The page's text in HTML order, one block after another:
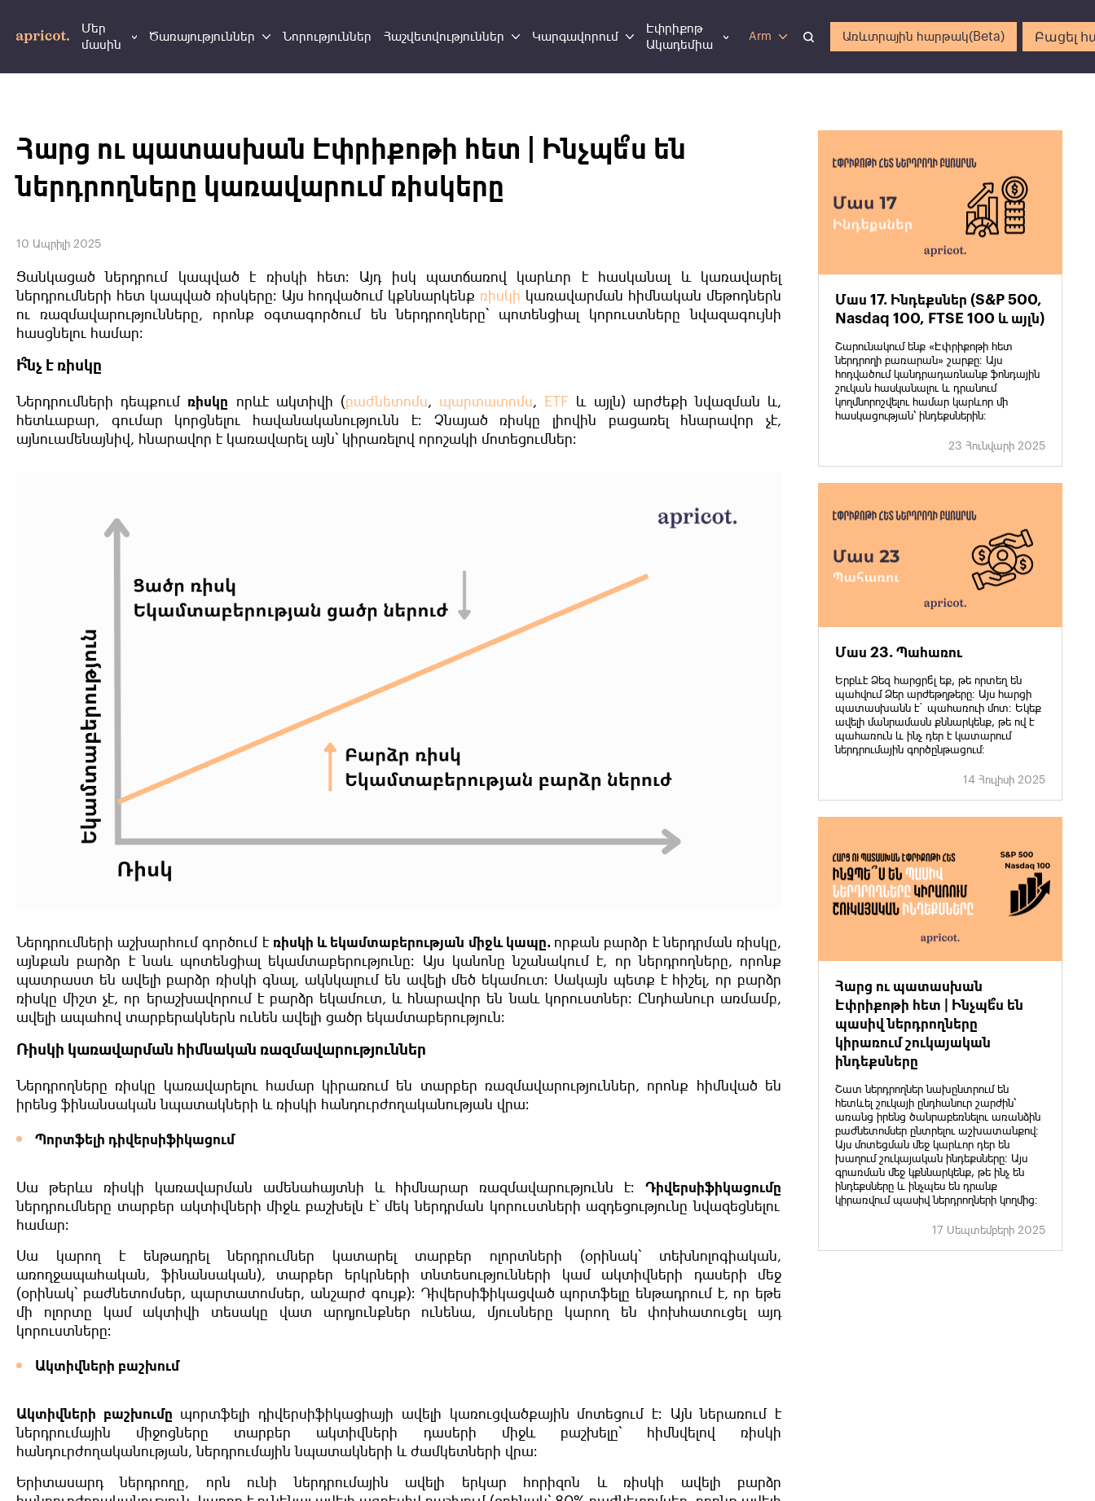
Մեր
մասին
Ծառայություններ Նորություններ Հաշվետվություններ Կարգավորում
Էփրիքոթ
Ակադեմիա
Arm Առևտրային հարթակ(Beta) Բացել
Հարց ու պատասխան Էփրիքոթի հետ | Ինչպե՞ս են
ներդրողները կառավարում ռիսկերը
10 Ապրիլի 2025
Ցանկացած ներդրում կապված է ռիսկի հետ։ Այդ իսկ պատճառով կարևոր է հասկանալ և կառավարել
ներդրումների հետ կապված ռիսկերը։ Այս հոդվածում կքննարկենք ռիսկի կառավարման հիմնական մեթոդներն
ու ռազմավարությունները, որոնք օգտագործում են ներդրողները՝ պոտենցիալ կորուստները նվազագույնի
հասցնելու համար։
Ի՞նչ է ռիսկը
Ներդրումների դեպքում ռիսկը որևէ ակտիվի (բաժնետոմս, պարտատոմս, ETF և այլն) արժեքի նվազման և,
հետևաբար, գումար կորցնելու հավանականությունն է։ Չնայած ռիսկը լիովին բացառել հնարավոր չէ,
այնուամենայնիվ, հնարավոր է կառավարել այն՝ կիրառելով որոշակի մոտեցումներ։
Ներդրումների աշխարհում գործում է ռիսկի և եկամտաբերության միջև կապը․որքան բարձր է ներդրման ռիսկը,
այնքան բարձր է նաև պոտենցիալ եկամտաբերությունը։ Այս կանոնը նշանակում է, որ ներդրողները, որոնք
պատրաստ են ավելի բարձր ռիսկի գնալ, ակնկալում են ավելի մեծ եկամուտ։ Սակայն պետք է հիշել, որ բարձր
ռիսկը միշտ չէ, որ երաշխավորում է բարձր եկամուտ, և հնարավոր են նաև կորուստներ։ Ընդհանուր առմամբ,
ավելի ապահով տարբերակներն ունեն ավելի ցածր եկամտաբերություն։
Ռիսկի կառավարման հիմնական ռազմավարություններ
Ներդրողները ռիսկը կառավարելու համար կիրառում են տարբեր ռազմավարություններ, որոնք հիմնված են
իրենց ֆինանսական նպատակների և ռիսկի հանդուրժողականության վրա։
Պորտֆելի դիվերսիֆիկացում
Սա թերևս ռիսկի կառավարման ամենահայտնի և հիմնարար ռազմավարությունն է։ Դիվերսիֆիկացումը
ներդրումները տարբեր ակտիվների միջև բաշխելն է՝ մեկ ներդրման կորուստների ազդեցությունը նվազեցնելու
համար։
Սա կարող է ենթադրել ներդրումներ կատարել տարբեր ոլորտների (օրինակ՝ տեխնոլոգիական,
առողջապահական, ֆինանսական), տարբեր երկրների տնտեսությունների կամ ակտիվների դասերի մեջ
(օրինակ՝ բաժնետոմսեր, պարտատոմսեր, անշարժ գույք)։ Դիվերսիֆիկացված պորտֆելը ենթադրում է, որ եթե
մի ոլորտը կամ ակտիվի տեսակը վատ արդյունքներ ունենա, մյուսները կարող են փոխհատուցել այդ
կորուստները։
Ակտիվների բաշխում
Ակտիվների բաշխումը պորտֆելի դիվերսիֆիկացիայի ավելի կառուցվածքային մոտեցում է։ Այն ներառում է
ներդրումային միջոցները տարբեր ակտիվների դասերի միջև բաշխելը՝ հիմնվելով ռիսկի
հանդուրժողականության, ներդրումային նպատակների և ժամկետների վրա։
Երիտասարդ ներդրողը, որն ունի ներդրումային ավելի երկար հորիզոն և ռիսկի ավելի բարձր
Մաս 17. Ինդեքսներ (S&P 500,
Nasdaq 100, FTSE 100 և այլն)
Շարունակում ենք «Էփրիքոթի հետ
ներդրողի բառարան» շարքը։ Այս
հոդվածում կանդրադառնանք ֆոնդային
շուկան հասկանալու և դրանում
կողմնորոշվելու համար կարևոր մի
հասկացության՝ ինդեքսներին։
23 Հունվարի 2025
Մաս 23. Պահառու
Երբևէ Ձեզ հարցրե՞լ եք, թե որտեղ են
պահվում Ձեր արժեթղթերը։ Այս հարցի
պատասխանն է` պահառուի մոտ։ Եկեք
ավելի մանրամասն քննարկենք, թե ով է
պահառուն և ինչ դեր է կատարում
ներդրումային գործընթացում։
14 Հուլիսի 2025
Հարց ու պատասխան
Էփրիքոթի հետ | Ինչպե՞ս են
պասիվ ներդրողները
կիրառում շուկայական
ինդեքսները
Շատ ներդրողներ նախընտրում են
հետևել շուկայի ընդհանուր շարժին՝
առանց իրենց ծանրաբեռնելու առանձին
բաժնետոմսեր ընտրելու աշխատանքով։
Այս մոտեցման մեջ կարևոր դեր են
խաղում շուկայական ինդեքսները։ Այս
գրառման մեջ կքննարկենք, թե ինչ են
ինդեքսները և ինչպես են դրանք
կիրառվում պասիվ ներդրողների կողմից։
17 Սեպտեմբերի 2025